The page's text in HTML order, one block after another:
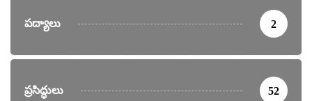
పద్యాలు 2
ప్రసిద్ధులు 52